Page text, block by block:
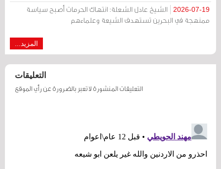
2026-07-19
الشيخ عادل الشعلة: انتهاك الحرمات أصبح سياسة
ممنهجة في البحرين تستهدف الشيعة وعلماءهم
المزيد...
التعليقات
التعليقات المنشورة لا تعبر بالضرورة عن رأي الموقع